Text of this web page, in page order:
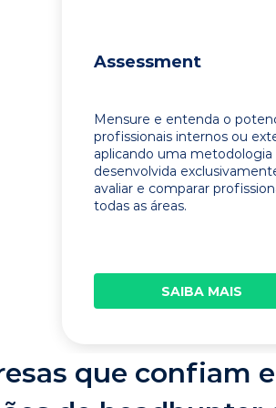
Assessment
Mensure e entenda o
profissionais internos ou
aplicando uma metodologia
desenvolvida
avaliar e comparar
todas as áreas.
SAIBA MAIS
que confiam